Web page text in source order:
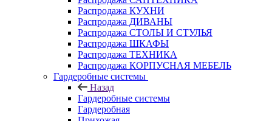
Распродажа КУХНИ
Распродажа ДИВАНЫ
Распродажа СТОЛЫ И СТУЛЬЯ
Распродажа ШКАФЫ
Распродажа ТЕХНИКА
Распродажа КОРПУСНАЯ МЕБЕЛЬ
Гардеробные системы
Назад
Гардеробные системы
Гардеробная